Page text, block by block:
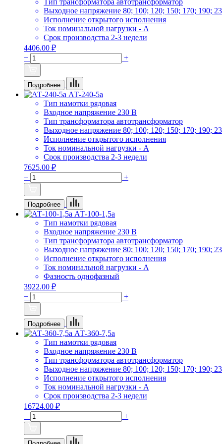
Выходное напряжение 80; 100; 120; 150; 170; 190;
Исполнение открытого исполнения
Ток номинальной нагрузки - А
Срок производства 2-3 недели
4406.00 ₽
−
+
Подробнее
АТ-240-5а
Тип намотки рядовая
Входное напряжение 230 В
Тип трансформатора автотрансформатор
Выходное напряжение 80; 100; 120; 150; 170; 190;
Исполнение открытого исполнения
Ток номинальной нагрузки - А
Срок производства 2-3 недели
7625.00 ₽
−
+
Подробнее
АТ-100-1,5а
Тип намотки рядовая
Входное напряжение 230 В
Тип трансформатора автотрансформатор
Выходное напряжение 80; 100; 120; 150; 170; 190;
Исполнение открытого исполнения
Ток номинальной нагрузки - А
Фазность однофазный
3922.00 ₽
−
+
Подробнее
АТ-360-7,5а
Тип намотки рядовая
Входное напряжение 230 В
Тип трансформатора автотрансформатор
Выходное напряжение 80; 100; 120; 150; 170; 190;
Исполнение открытого исполнения
Ток номинальной нагрузки - А
Срок производства 2-3 недели
16724.00 ₽
−
+